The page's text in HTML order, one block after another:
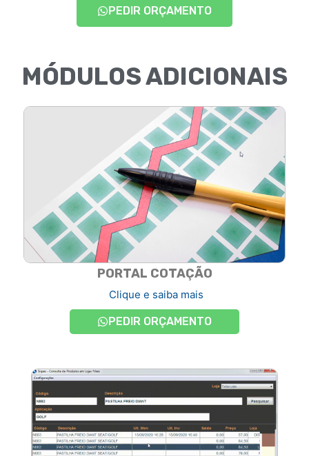
PEDIR ORÇAMENTO
MÓDULOS ADICIONAIS
PORTAL COTAÇÃO
Clique e saiba mais
PEDIR ORÇAMENTO